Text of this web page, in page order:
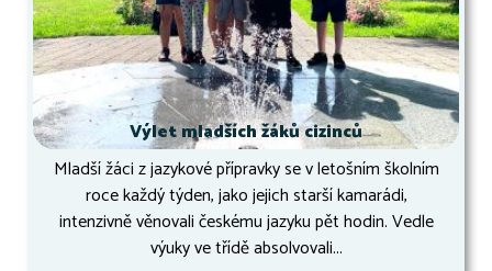
Výlet mladších žáků cizinců
Mladší žáci z jazykové přípravky se v letošním školním
roce každý týden, jako jejich starší kamarádi,
intenzivně věnovali českému jazyku pět hodin. Vedle
výuky ve třídě absolvovali...